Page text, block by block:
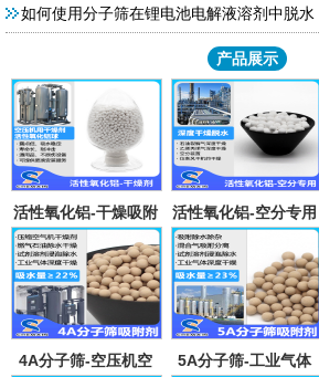
如何使用分子筛在锂电池电解液溶剂中脱水
产品展示
活性氧化铝-干燥吸附
活性氧化铝-空分专用
吸附剂
4A分子筛-空压机空
5A分子筛-工业气体